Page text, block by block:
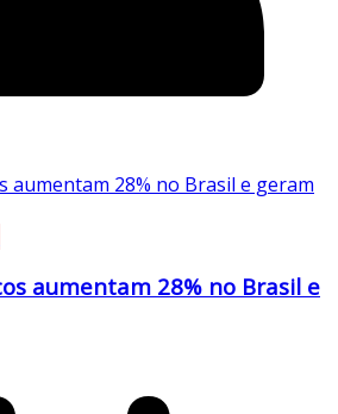
aumentam 28% no Brasil e